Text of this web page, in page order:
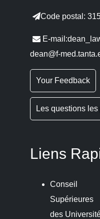
Code postal:
E-
dean@f-
Your Feedback
Les questions
Liens
Conseil
Supérieures
des